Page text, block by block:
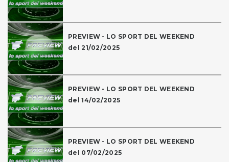
PREVIEW - LO SPORT DEL WEEKEND
del 21/02/2025
PREVIEW - LO SPORT DEL WEEKEND
del 14/02/2025
PREVIEW - LO SPORT DEL WEEKEND
del 07/02/2025